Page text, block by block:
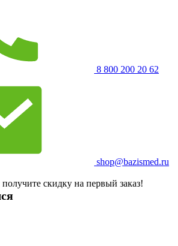
8 800 200 20 62
shop@bazismed.ru
получите скидку на первый заказ!